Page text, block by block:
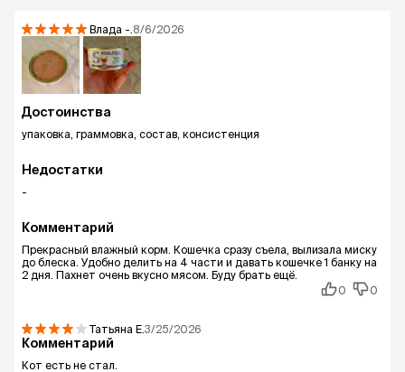
Влада -. 8/6/2026
Достоинства
упаковка, граммовка, состав, консистенция
Недостатки
-
Комментарий
Прекрасный влажный корм. Кошечка сразу съела, вылизала миску
до блеска. Удобно делить на 4 части и давать кошечке 1 банку на
2 дня. Пахнет очень вкусно мясом. Буду брать ещё.
0
0
Татьяна Е. 3/25/2026
Комментарий
Кот есть не стал.